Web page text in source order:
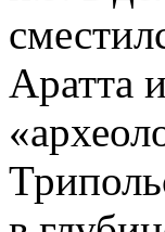
Аратта